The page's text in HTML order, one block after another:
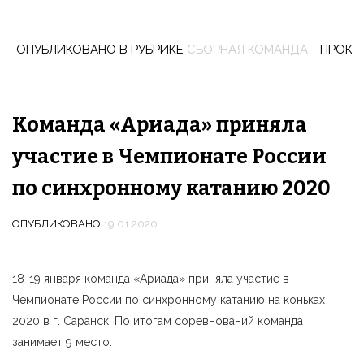
ОПУБЛИКОВАНО В РУБРИКЕ СБОРНАЯ КОМАНДА
Команда «Ариада» приняла
участие в Чемпионате России
по синхронному катанию 2020
ОПУБЛИКОВАНО 19.01.2020
18-19 января команда «Ариада» приняла участие в
Чемпионате России по синхронному катанию на коньках
2020 в г. Саранск. По итогам соревнований команда
занимает 9 место.